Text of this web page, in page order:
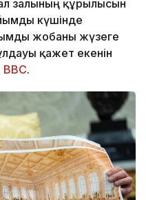
залының құрылысын
күшінде
жобаны жүзеге
қажет екенін
BBC.